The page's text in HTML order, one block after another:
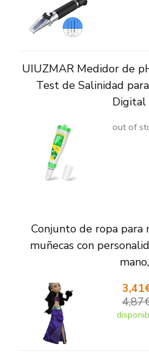
UIUZMAR Medidor de
Test de Salinidad
Digital
out of
Conjunto de ropa para
muñecas con